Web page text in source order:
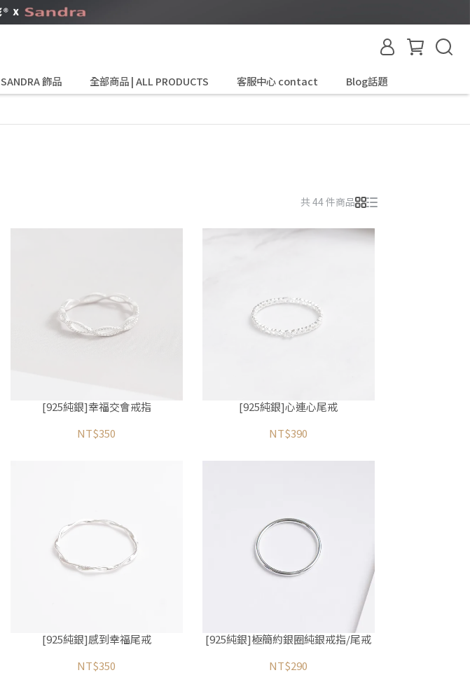
SANDRA 飾品 全部商品 | ALL PRODUCTS 客服中心 contact Blog話題
共 44 件商品
[925純銀]幸福交會戒指
NT$350
[925純銀]心連心尾戒
NT$390
[925純銀]感到幸福尾戒
NT$350
[925純銀]極簡約銀圈純銀戒指/尾戒
NT$290